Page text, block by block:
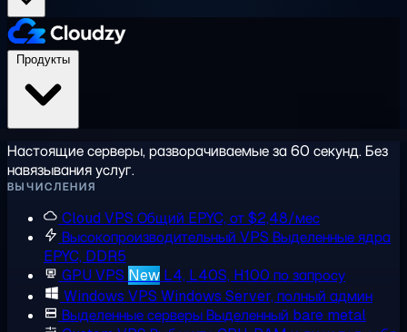
Настоящие серверы, разворачиваемые за 60 секунд. Без
навязывания услуг.
ВЫЧИСЛЕНИЯ
Cloud VPS Общий EPYC, от $2,48/мес
Высокопроизводительный VPS Выделенные ядра
EPYC, DDR5
GPU VPS New L4, L40S, H100 по запросу
Windows VPS Windows Server, полный админ
Выделенные серверыВыделенный bare metal